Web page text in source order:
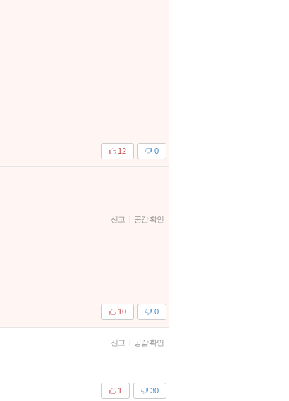
0
12
신고 | 공감 확인
0
10
신고 | 공감 확인
30
1